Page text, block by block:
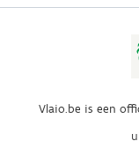
Vlaio.be is een